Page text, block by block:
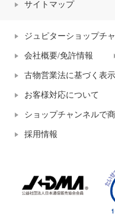
サイトマップ
ジュピターショップチ
会社概要/免許情報
古物営業法に基づく表示
お客様対応について
ショップチャンネルで
採用情報